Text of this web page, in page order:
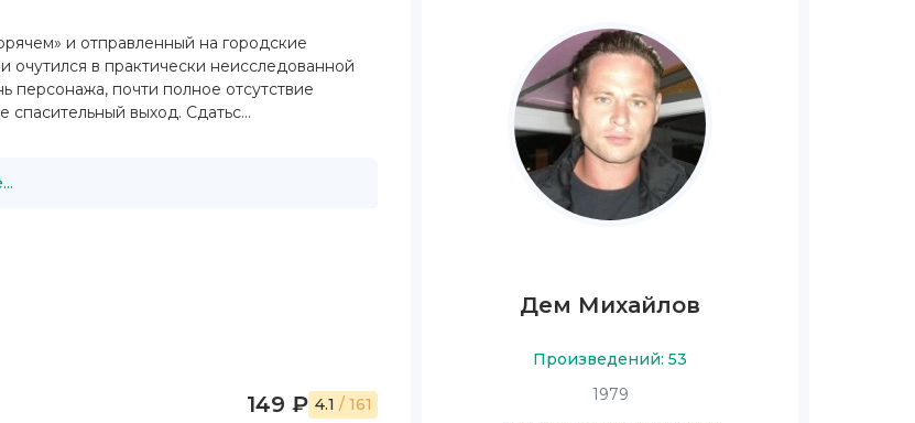
и отправленный на городские
в практически неисследованной
персонажа, почти полное отсутствие
выход. Сдатьс...
149 ₽ 4.1 / 161
Дем Михайлов
Произведений: 53
1979